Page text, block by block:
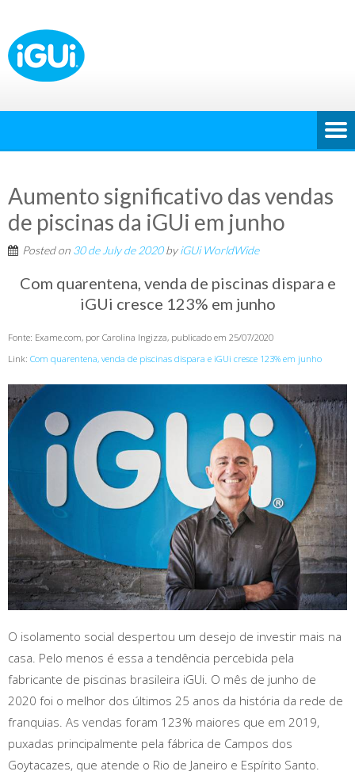
Aumento significativo das vendas
de piscinas da iGUi em junho
Posted on 30 de July de 2020byiGUi WorldWide
Com quarentena, venda de piscinas dispara e
iGUi cresce 123% em junho
Fonte: Exame.com, por Carolina Ingizza, publicado em 25/07/2020
Link: Com quarentena, venda de piscinas dispara e iGUi cresce 123% em junho
O isolamento social despertou um desejo de investir mais na
casa. Pelo menos é essa a tendência percebida pela
fabricante de piscinas brasileira iGUi. O mês de junho de
2020 foi o melhor dos últimos 25 anos da história da rede de
franquias. As vendas foram 123% maiores que em 2019,
puxadas principalmente pela fábrica de Campos dos
Goytacazes, que atende o Rio de Janeiro e Espírito Santo.